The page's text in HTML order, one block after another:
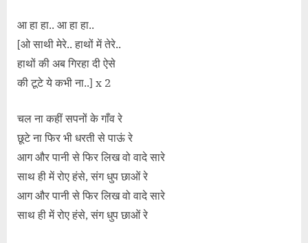
आ हा हा.. आ हा हा..
[ओ साथी मेरे.. हाथों में तेरे..
हाथों की अब गिरहा दी ऐसे
की टूटे ये कभी ना..] x 2
चल ना कहीं सपनों के गाँव रे
छूटे ना फिर भी धरती से पाऊं रे
आग और पानी से फिर लिख वो वादे सारे
साथ ही में रोए हंसे, संग धुप छाओं रे
आग और पानी से फिर लिख वो वादे सारे
साथ ही में रोए हंसे, संग धुप छाओं रे